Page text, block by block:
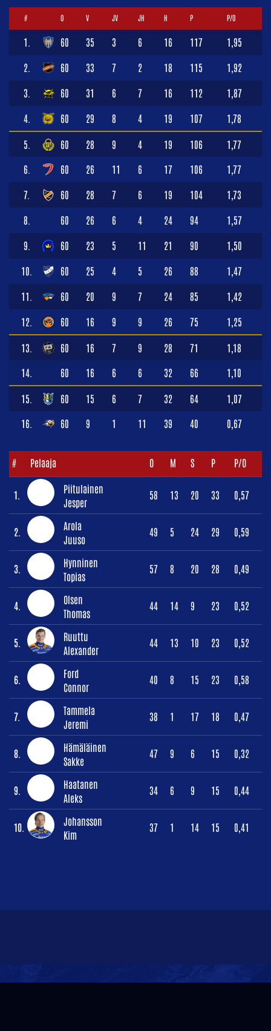
# O V JV JH H P P/O
1. 60 35 3 6 16 117 1,95
2. 60 33 7 2 18 115 1,92
3. 60 31 6 7 16 112 1,87
4. 60 29 8 4 19 107 1,78
5. 60 28 9 4 19 106 1,77
6. 60 26 11 6 17 106 1,77
7. 60 28 7 6 19 104 1,73
8. 60 26 6 4 24 94 1,57
9. 60 23 5 11 21 90 1,50
10. 60 25 4 5 26 88 1,47
11. 60 20 9 7 24 85 1,42
12. 60 16 9 9 26 75 1,25
13. 60 16 7 9 28 71 1,18
14. 60 16 6 6 32 66 1,10
15. 60 15 6 7 32 64 1,07
16. 60 9 1 11 39 40 0,67
# Pelaaja O M S P P/O
1.
Piitulainen
Jesper
58 13 20 33 0,57
2.
Arola
Juuso
49 5 24 29 0,59
3.
Hynninen
Topias
57 8 20 28 0,49
4.
Olsen
Thomas
44 14 9 23 0,52
5.
Ruuttu
Alexander
44 13 10 23 0,52
6.
Ford
Connor
40 8 15 23 0,58
7.
Tammela
Jeremi
38 1 17 18 0,47
8.
Hämäläinen
Sakke
47 9 6 15 0,32
9.
Haatanen
Aleks
34 6 9 15 0,44
10.
Johansson
Kim
37 1 14 15 0,41